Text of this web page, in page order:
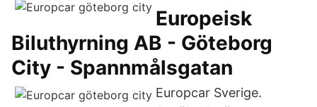
Europeisk
Biluthyrning AB - Göteborg
City - Spannmålsgatan
Europcar Sverige.